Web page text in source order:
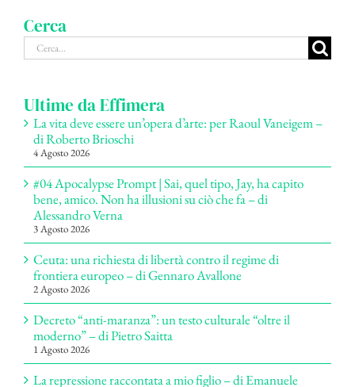
Cerca
Cerca
per:
Ultime da Effimera
La vita deve essere un’opera d’arte: per Raoul Vaneigem –
di Roberto Brioschi
4 Agosto 2026
#04 Apocalypse Prompt | Sai, quel tipo, Jay, ha capito
bene, amico. Non ha illusioni su ciò che fa – di
Alessandro Verna
3 Agosto 2026
Ceuta: una richiesta di libertà contro il regime di
frontiera europeo – di Gennaro Avallone
2 Agosto 2026
Decreto “anti-maranza”: un testo culturale “oltre il
moderno” – di Pietro Saitta
1 Agosto 2026
La repressione raccontata a mio figlio – di Emanuele